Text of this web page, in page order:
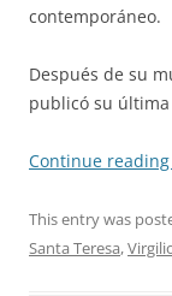
contemporáneo.
Después de su
publicó su
Continue reading
This entry was
Santa Teresa,